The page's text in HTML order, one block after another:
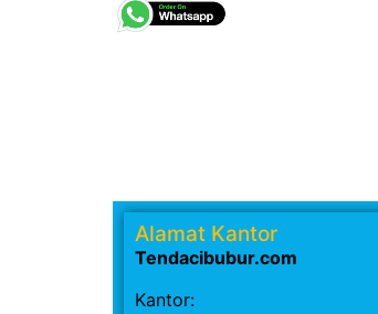
Alamat Kantor
Tendacibubur.com
Kantor: